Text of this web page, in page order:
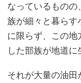
なっているもの
族が細々と暮らす
に限らず、この地
した部族が地道に
それが大量の油